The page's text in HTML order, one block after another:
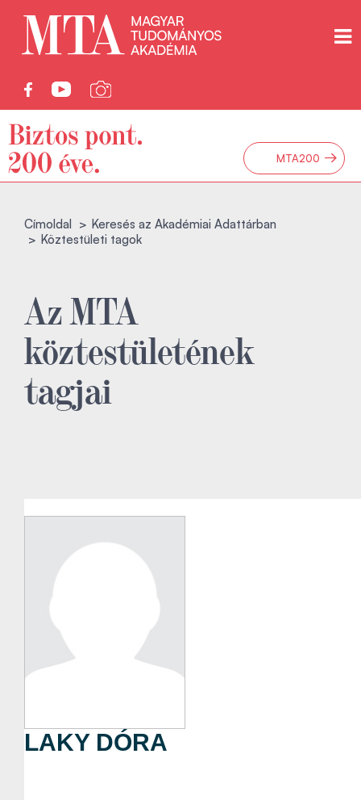
MTA200 →
Címoldal
Keresés az Akadémiai Adattárban
Köztestületi tagok
Az MTA
köztestületének
tagjai
LAKY DÓRA